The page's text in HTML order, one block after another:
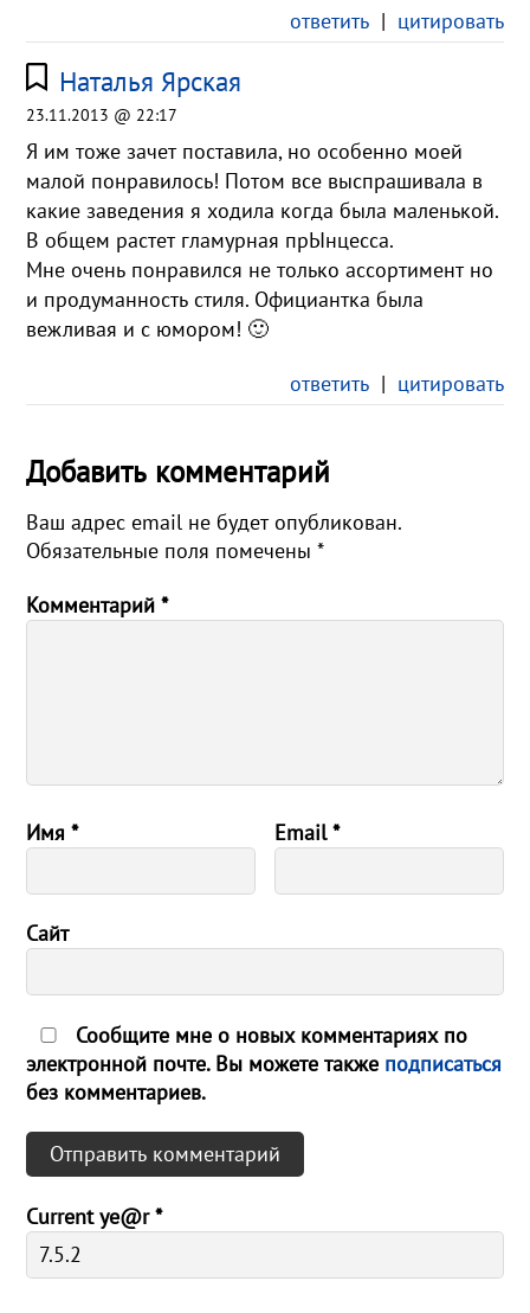
ответить| цитировать
Наталья Ярская
23.11.2013 @ 22:17
Я им тоже зачет поставила, но особенно моей
малой понравилось! Потом все выспрашивала в
какие заведения я ходила когда была маленькой.
В общем растет гламурная прЫнцесса.
Мне очень понравился не только ассортимент но
и продуманность стиля. Официантка была
вежливая и с юмором! 🙂
ответить| цитировать
Добавить комментарий
Ваш адрес email не будет опубликован.
Обязательные поля помечены*
Комментарий*
Имя* Email*
Сайт
Сообщите мне о новых комментариях по
электронной почте. Вы можете также подписаться
без комментариев.
Current ye@r*